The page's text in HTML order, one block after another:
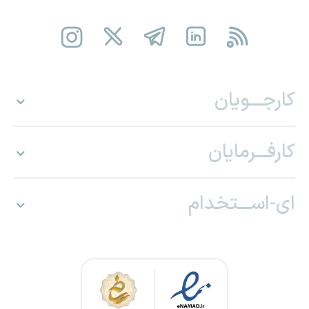
کارجـــویان
کارفـــرمایان
ای-اســـتخدام